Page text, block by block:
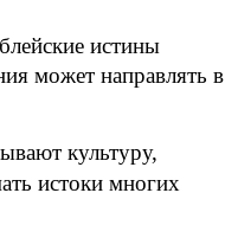
истины
может направлять в
культуру,
истоки многих